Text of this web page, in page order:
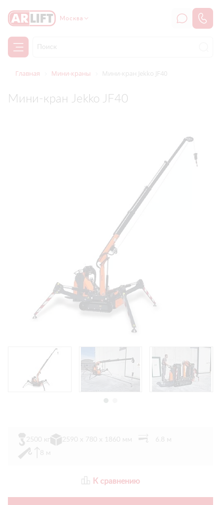
Москва
Главная Мини-краны Мини-кран Jekko JF40
Мини-кран Jekko JF40
2500 кг 2590 x 780 x 1860 мм
6.8 м
8 м
К сравнению